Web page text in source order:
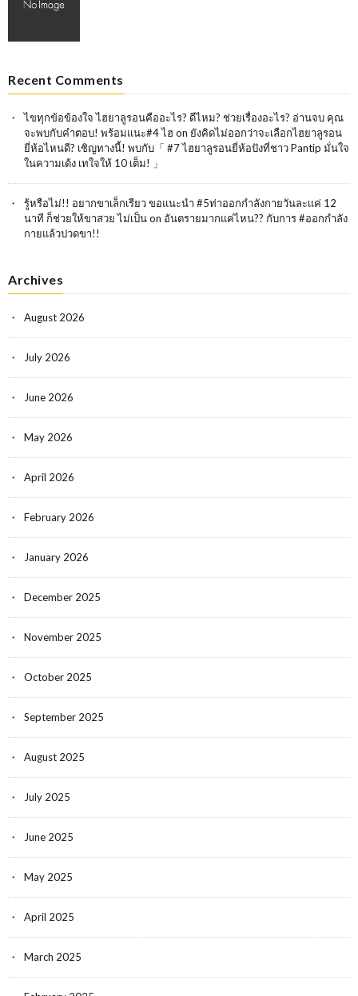
Recent Comments
ไขทุกข้อข้องใจ ไฮยาลูรอนคืออะไร? ดีไหม? ช่วยเรื่องอะไร? อ่านจบ คุณ
จะพบกับคำตอบ! พร้อมแนะ#4 ไฮ on ยังคิดไม่ออกว่าจะเลือกไฮยาลูรอน
ยี่ห้อไหนดี? เชิญทางนี้! พบกับ「 #7 ไฮยาลูรอนยี่ห้อปังที่ชาว Pantip มั่นใจ
ในความเด้ง เทใจให้ 10 เต็ม! 」
รู้หรือไม่!! อยากขาเล็กเรียว ขอแนะนำ #5ท่าออกกำลังกายวันละเเค่ 12
นาที ก็ช่วยให้ขาสวย ไม่เป็นon อันตรายมากแค่ไหน?? กับการ #ออกกำลัง
กายแล้วปวดขา!!
Archives
August 2026
July 2026
June 2026
May 2026
April 2026
February 2026
January 2026
December 2025
November 2025
October 2025
September 2025
August 2025
July 2025
June 2025
May 2025
April 2025
March 2025